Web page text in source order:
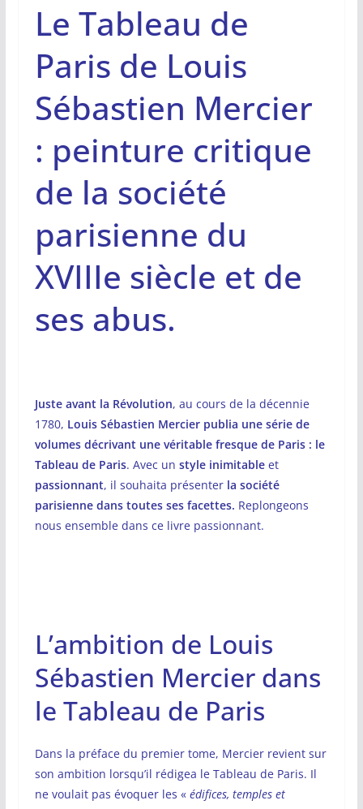
Le Tableau de
Paris de Louis
Sébastien Mercier
: peinture critique
de la société
parisienne du
XVIIIe siècle et de
ses abus.
Juste avant la Révolution, au cours de la décennie
1780, Louis Sébastien Mercier publia une série de
volumes décrivant une véritable fresque de Paris : le
Tableau de Paris. Avec un style inimitableet
passionnant, il souhaita présenter la société
parisienne dans toutes ses facettes. Replongeons
nous ensemble dans ce livre passionnant.
L’ambition de Louis
Sébastien Mercier dans
le Tableau de Paris
Dans la préface du premier tome, Mercier revient sur
son ambition lorsqu’il rédigea le Tableau de Paris. Il
ne voulait pas évoquer les « édifices, temples et